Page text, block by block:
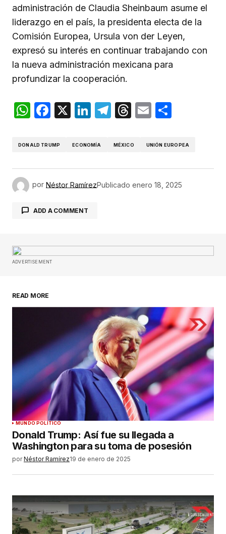
administración de Claudia Sheinbaum asume el
liderazgo en el país, la presidenta electa de la
Comisión Europea, Ursula von der Leyen,
expresó su interés en continuar trabajando con
la nueva administración mexicana para
profundizar la cooperación.
WhatsApp
Facebook
X LinkedIn
Telegram
Threads
Email
DONALD TRUMP ECONOMÍA MÉXICO UNIÓN EUROPEA
por Néstor RamírezPublicado enero 18, 2025
ADD A COMMENT
Tu dirección de correo electrónico no será
publicada.
Su nombre
Tu correo electrónico*
Guardar mi nombre, correo electrónico y sitio
web en este navegador para la próxima vez que
haga un comentario.
ADVERTISEMENT
READ MORE
MUNDO POLÍTICO
Donald Trump: Así fue su llegada a
Washington para su toma de posesión
por Néstor Ramírez19 de enero de 2025